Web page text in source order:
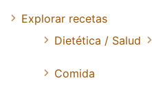
Explorar recetas
Dietética / Salud
Comida